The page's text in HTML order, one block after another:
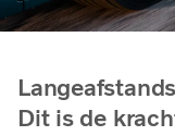
Dit is de